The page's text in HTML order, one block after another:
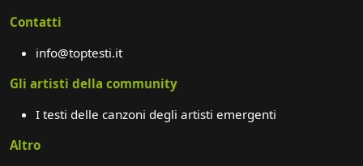
Contatti
info@toptesti.it
Gli artisti della community
I testi delle canzoni degli artisti emergenti
Altro